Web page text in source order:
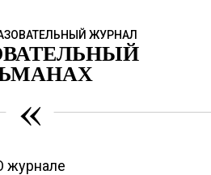
ЖУРНАЛ
«
журнале